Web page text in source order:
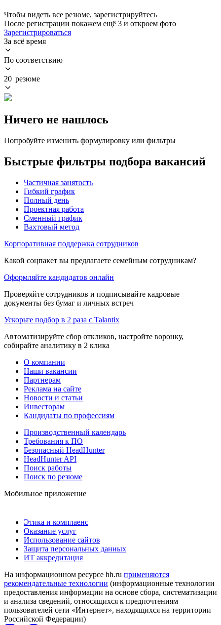
Чтобы видеть все резюме, зарегистрируйтесь
После регистрации покажем ещё 3 и откроем фото
Зарегистрироваться
За всё время
По соответствию
20 резюме
Ничего не нашлось
Попробуйте изменить формулировку или фильтры
Быстрые фильтры подбора вакансий
Частичная занятость
Гибкий график
Полный день
Проектная работа
Сменный график
Вахтовый метод
Корпоративная поддержка сотрудников
Какой соцпакет вы предлагаете семейным сотрудникам?
Оформляйте кандидатов онлайн
Проверяйте сотрудников и подписывайте кадровые
документы без бумаг и личных встреч
Ускорьте подбор в 2 раза с Talantix
Автоматизируйте сбор откликов, настройте воронку,
собирайте аналитику в 2 клика
О компании
Наши вакансии
Партнерам
Реклама на сайте
Новости и статьи
Инвесторам
Кандидаты по профессиям
Производственный календарь
Требования к ПО
Безопасный HeadHunter
HeadHunter API
Поиск работы
Поиск по резюме
Мобильное приложение
Этика и комплаенс
Оказание услуг
Использование сайтов
Защита персональных данных
ИТ аккредитация
На информационном ресурсе hh.ru применяются
рекомендательные технологии (информационные технологии
предоставления информации на основе сбора, систематизации
и анализа сведений, относящихся к предпочтениям
пользователей сети «Интернет», находящихся на территории
Российской Федерации)